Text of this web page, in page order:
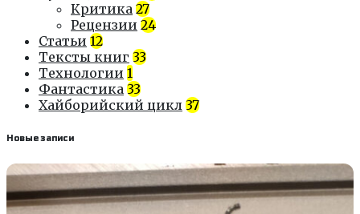
Критика 27
Рецензии 24
Статьи 12
Тексты книг 33
Технологии 1
Фантастика 33
Хайборийский цикл 37
Новые записи